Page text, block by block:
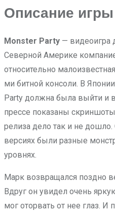
Описание игры
Monster Party — видеоигра
Северной Америке
относительно
ми битной консоли. В
Party должна была выйти и
прессе показаны
релиза дело так и не
версиях были разные
уровнях.
Марк возвращался поздно
Вдруг он увидел очень
мог оторвать от нее глаз. И